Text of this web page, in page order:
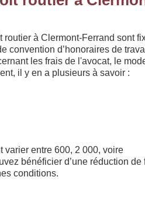
routier à Clermont-Ferrand sont
convention d’honoraires de
les frais de l'avocat, le
il y en a plusieurs à savoir :
varier entre 600, 2 000, voire
bénéficier d’une réduction de
conditions.